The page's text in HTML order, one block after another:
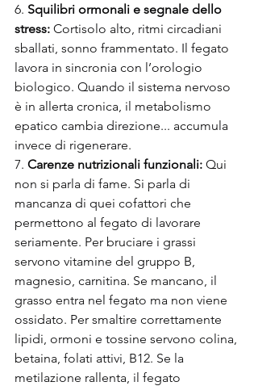
6. Squilibri ormonali e segnale dello
stress: Cortisolo alto, ritmi circadiani
sballati, sonno frammentato. Il fegato
lavora in sincronia con l’orologio
biologico. Quando il sistema nervoso
è in allerta cronica, il metabolismo
epatico cambia direzione... accumula
invece di rigenerare.
7. Carenze nutrizionali funzionali: Qui
non si parla di fame. Si parla di
mancanza di quei cofattori che
permettono al fegato di lavorare
seriamente. Per bruciare i grassi
servono vitamine del gruppo B,
magnesio, carnitina. Se mancano, il
grasso entra nel fegato ma non viene
ossidato. Per smaltire correttamente
lipidi, ormoni e tossine servono colina,
betaina, folati attivi, B12. Se la
metilazione rallenta, il fegato